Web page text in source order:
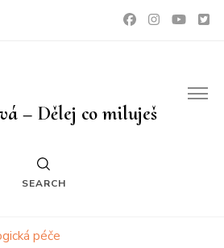
– Dělej co miluješ
SEARCH
péče